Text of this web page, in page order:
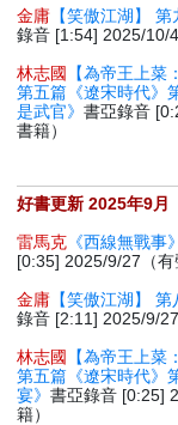
金庸 【笑傲江湖】
錄音 [1:54] 2025/10/4
林志國
【為帝王上菜
第五篇《遼宋時代》
是武官》書亞錄音
書籍）
好書更新 2025年9月
雷馬克 《西線無戰事
[0:35] 2025/9/27（有
金庸 【笑傲江湖】
錄音 [2:11] 2025/9/27
林志國
【為帝王上菜
第五篇《遼宋時代》
宴》書亞錄音 [0:25]
籍）